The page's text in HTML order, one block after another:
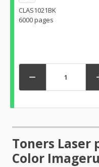
CLAS1021BK
6000 pages

Toners Laser
Color